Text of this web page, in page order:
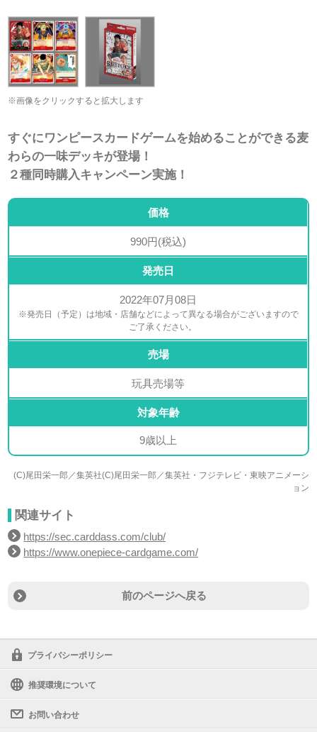
※画像をクリックすると拡大します
すぐにワンピースカードゲームを始めることができる麦
わらの一味デッキが登場！
２種同時購入キャンペーン実施！
価格
990円(税込)
発売日
2022年07月08日
※発売日（予定）は地域・店舗などによって異なる場合がございますので
ご了承ください。
売場
玩具売場等
対象年齢
9歳以上
(C)尾田栄一郎／集英社(C)尾田栄一郎／集英社・フジテレビ・東映アニメーシ
ョン
関連サイト
https://sec.carddass.com/club/
https://www.onepiece-cardgame.com/
前のページへ戻る
プライバシーポリシー
推奨環境について
お問い合わせ